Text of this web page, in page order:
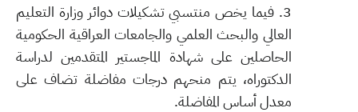
فيما يخص منتسبي تشكيلات دوائر وزارة التعليم
العالي والبحث العلمي والجامعات العراقية الحكومية
الحاصلين على شهادة الماجستير المتقدمين لدراسة
الدكتوراه، يتم منحهم درجات مفاضلة تضاف على
معدل أساس المفاضلة.